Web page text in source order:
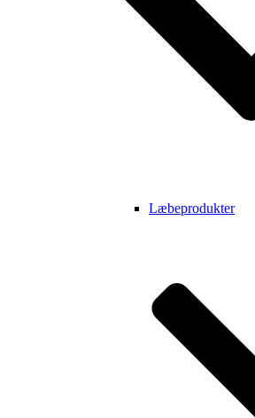
Læbeprodukter